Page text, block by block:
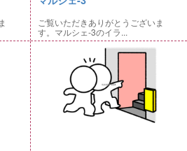
ご覧いただきありがとうございま
す。マルシェ-3のイラ...